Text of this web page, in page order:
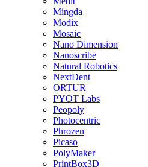
Mingda
Modix
Mosaic
Nano Dimension
Nanoscribe
Natural Robotics
NextDent
ORTUR
PYOT Labs
Peopoly
Photocentric
Phrozen
Picaso
PolyMaker
PrintBox3D